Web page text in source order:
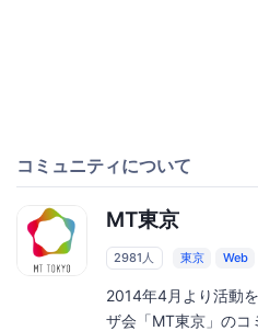
コミュニティについて
MT東京
2981人 東京 Web
2014年4月より活動
ザ会「MT東京」のコ